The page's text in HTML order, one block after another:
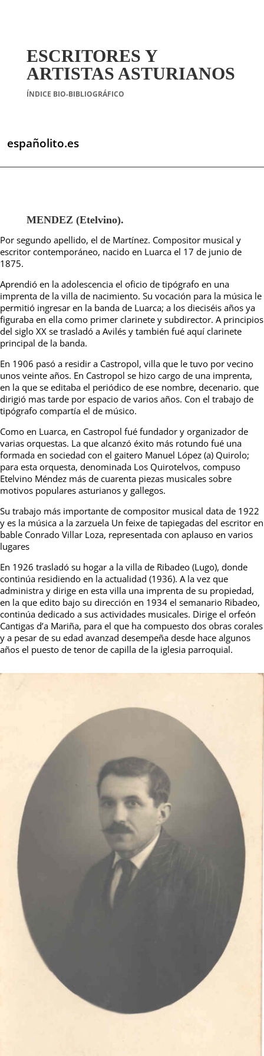
ESCRITORES Y
ARTISTAS ASTURIANOS
ÍNDICE BIO-BIBLIOGRÁFICO
españolito.es
MENDEZ (Etelvino).
Por segundo apellido, el de Martínez. Compositor musical y
escritor contemporáneo, nacido en Luarca el 17 de junio de
1875.
Aprendió en la adolescencia el oficio de tipógrafo en una
imprenta de la villa de nacimiento. Su vocación para la música le
permitió ingresar en la banda de Luarca; a los dieciséis años ya
figuraba en ella como primer clarinete y subdirector. A principios
del siglo XX se trasladó a Avilés y también fué aquí clarinete
principal de la banda.
En 1906 pasó a residir a Castropol, villa que le tuvo por vecino
unos veinte años. En Castropol se hizo cargo de una imprenta,
en la que se editaba el periódico de ese nombre, decenario. que
dirigió mas tarde por espacio de varios años. Con el trabajo de
tipógrafo compartía el de músico.
Como en Luarca, en Castropol fué fundador y organizador de
varias orquestas. La que alcanzó éxito más rotundo fué una
formada en sociedad con el gaitero Manuel López (a) Quirolo;
para esta orquesta, denominada Los Quirotelvos, compuso
Etelvino Méndez más de cuarenta piezas musicales sobre
motivos populares asturianos y gallegos.
Su trabajo más importante de compositor musical data de 1922
y es la música a la zarzuela Un feixe de tapiegadas del escritor en
bable Conrado Villar Loza, representada con aplauso en varios
lugares
En 1926 trasladó su hogar a la villa de Ribadeo (Lugo), donde
continúa residiendo en la actualidad (1936). A la vez que
administra y dirige en esta villa una imprenta de su propiedad,
en la que edito bajo su dirección en 1934 el semanario Ribadeo,
continúa dedicado a sus actividades musicales. Dirige el orfeón
Cantigas d’a Mariña, para el que ha compuesto dos obras corales
y a pesar de su edad avanzad desempeña desde hace algunos
años el puesto de tenor de capilla de la iglesia parroquial.